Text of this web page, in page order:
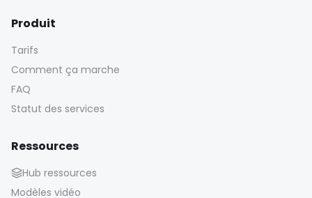
Produit
Tarifs
Comment ça marche
FAQ
Statut des services
Ressources
Hub ressources
Modèles vidéo